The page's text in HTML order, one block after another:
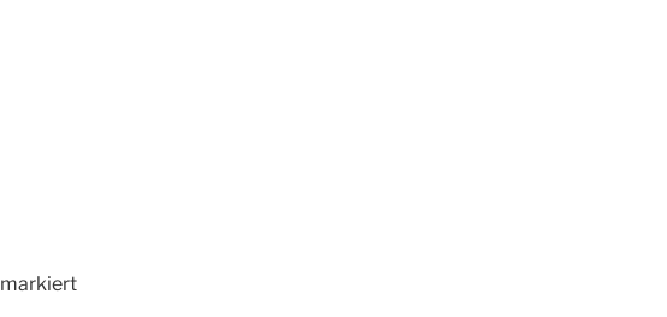
markiert